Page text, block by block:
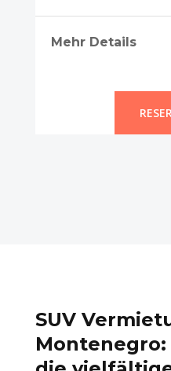
Mehr Details
SUV
Montenegro: